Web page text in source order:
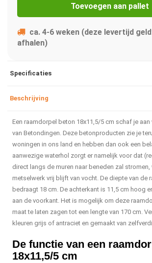
Toevoegen aan pallet
ca. 4-6 weken (deze levertijd
afhalen)
Specificaties
Beschrijving
Een raamdorpel beton 18x11,5/5 cm schaf je aan
van Betondingen. Deze betonproducten zie je
woningen in ons land en hebben dan ook een
aanwezige waterhol zorgt er namelijk voor dat
direct langs de muren naar beneden zal
metselwerk vrij blijft van vocht. De diepte van de
bedraagt 18 cm. De achterkant is 11,5 cm hoog
aan de voorkant. Het is mogelijk om deze
maat te laten zagen tot een lengte van 170 cm.
kleuren grijs of antraciet en gemaakt van
De functie van een
18x11,5/5 cm